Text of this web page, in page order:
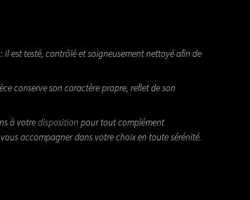
est testé, contrôlé et soigneusement nettoyé afin de
conserve son caractère propre, reflet de son
à votredisposition pour tout complément
accompagner dans votre choix en toute sérénité.